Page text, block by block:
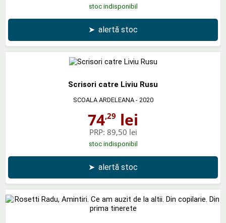
stoc indisponibil
➤ alertă stoc
Scrisori catre Liviu Rusu
SCOALA ARDELEANA- 2020
74,29 lei
PRP: 89,50 lei
stoc indisponibil
➤ alertă stoc